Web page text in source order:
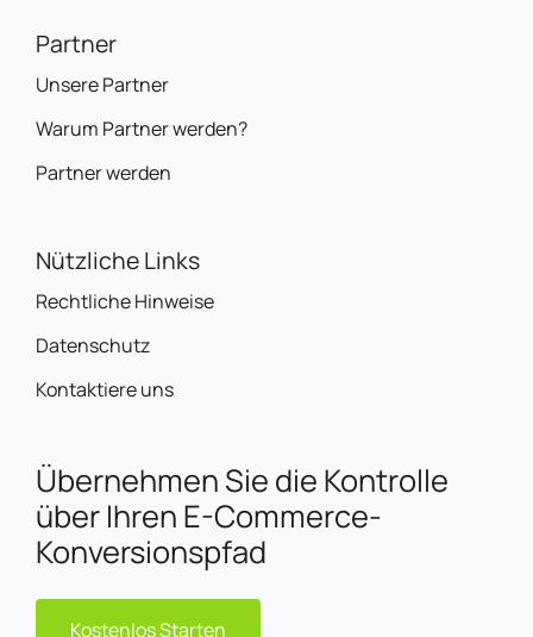
Partner
Unsere Partner
Warum Partner werden?
Partner werden
Nützliche Links
Rechtliche Hinweise
Datenschutz
Kontaktiere uns
Übernehmen Sie die Kontrolle
über Ihren E-Commerce-
Konversionspfad
Kostenlos Starten